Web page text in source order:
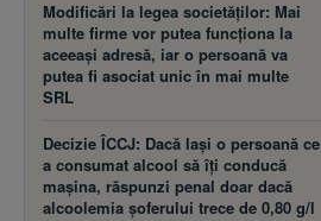
Modificări la legea societăţilor: Mai
multe firme vor putea funcţiona la
aceeaşi adresă, iar o persoană va
putea fi asociat unic în mai multe
SRL
Decizie ÎCCJ: Dacă laşi o persoană ce
a consumat alcool să îţi conducă
maşina, răspunzi penal doar dacă
alcoolemia şoferului trece de 0,80 g/l